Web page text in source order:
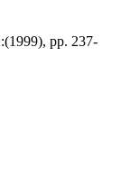
pp. 237-